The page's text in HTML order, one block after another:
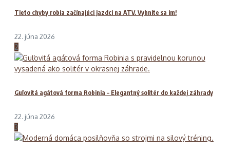
Tieto chyby robia začínajúci jazdci na ATV. Vyhnite sa im!
22. júna 2026
2
Guľovitá agátová forma Robinia – Elegantný solitér do každej záhrady
22. júna 2026
3